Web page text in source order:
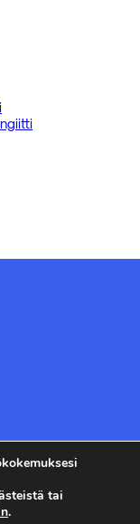
tai
.